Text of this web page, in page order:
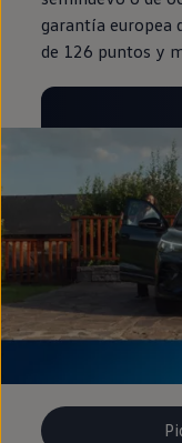
garantía europea
de 126 puntos y